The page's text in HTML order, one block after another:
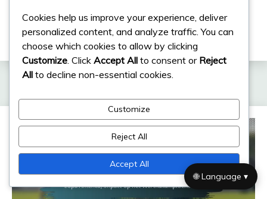
aspirant verdedigende middenvelders.
Related Posts
Cookies help us improve your experience, deliver
personalized content, and analyze traffic. You can
choose which cookies to allow by clicking
Customize . Click Accept All to consent or Reject
All to decline non-essential cookies.
Customize
Reject All
Accept All
🌐 Language ▾